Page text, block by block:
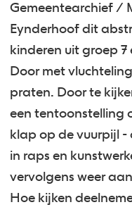
Gemeentearchief /
Eynderhoof dit
kinderen uit groep 7
Door met
praten. Door te
een tentoonstelling
klap op de vuurpijl -
in raps en
vervolgens weer
Hoe kijken